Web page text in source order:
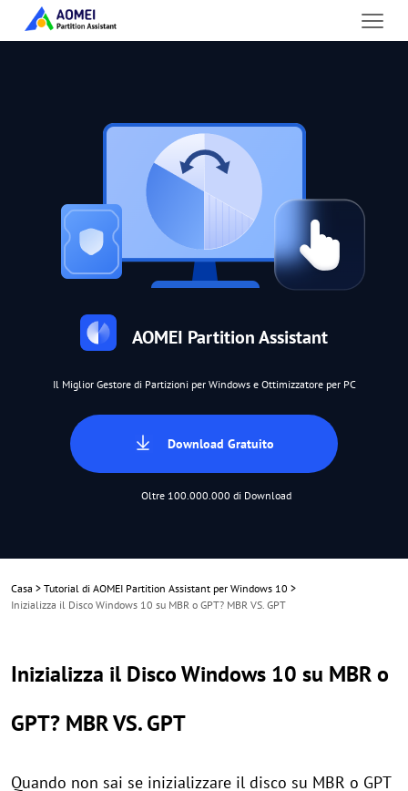
AOMEI Partition Assistant
Il Miglior Gestore di Partizioni per Windows e Ottimizzatore per PC
Download Gratuito
Oltre 100.000.000 di Download
Casa > Tutorial di AOMEI Partition Assistant per Windows 10 >
Inizializza il Disco Windows 10 su MBR o GPT? MBR VS. GPT
Inizializza il Disco Windows 10 su MBR o
GPT? MBR VS. GPT
Quando non sai se inizializzare il disco su MBR o GPT